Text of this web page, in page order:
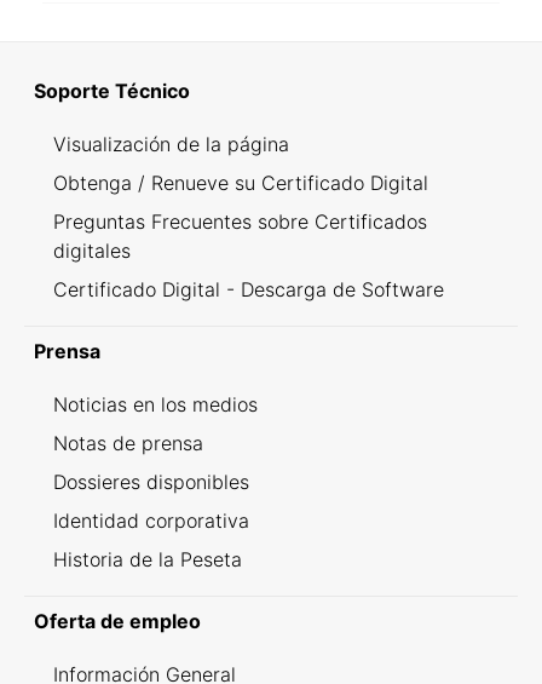
Soporte Técnico
Visualización de la página
Obtenga / Renueve su Certificado Digital
Preguntas Frecuentes sobre Certificados
digitales
Certificado Digital - Descarga de Software
Prensa
Noticias en los medios
Notas de prensa
Dossieres disponibles
Identidad corporativa
Historia de la Peseta
Oferta de empleo
Información General